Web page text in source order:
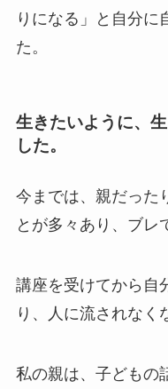
りになる」と自分に
た。
生きたいように、
した。
今までは、親だった
とが多々あり、ブレ
講座を受けてから自
り、人に流されなく
私の親は、子どもの